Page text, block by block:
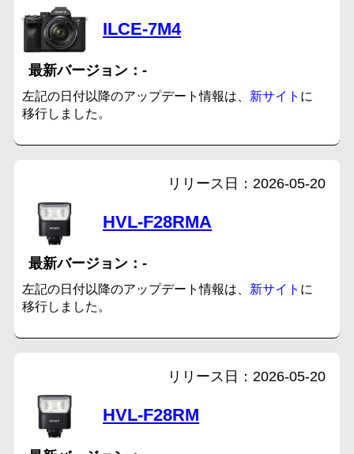
ILCE-7M4
-
左記の日付以降のアップデート情報は、 新サイト に
移行しました。
HVL-F28RMA
-
2026-05-20
左記の日付以降のアップデート情報は、 新サイト に
移行しました。
HVL-F28RM
2026-05-20